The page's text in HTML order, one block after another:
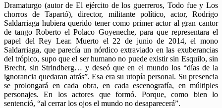
Dramaturgo (autor de El ejército de los guerreros, Todo fue y Los
chorros de Tapartó), director, militante político, actor, Rodrigo
Saldarriaga hubiera querido tener como primer actor al gran cantor
de tango Roberto el Polaco Goyeneche, para que representara el
papel del Rey Lear. Muerto el 22 de junio de 2014, el mono
Saldarriaga, que parecía un nórdico extraviado en las exuberancias
del trópico, supo que el ser humano no puede existir sin Esquilo, sin
Brecht, sin Strindberg… y deseó que en el mundo los “días de la
ignorancia quedaran atrás”. Esa era su utopía personal. Su presencia
se prolongará en cada obra, en cada escenografía, en múltiples
personajes. En los actores que formó. Porque, como bien lo
sentenció, “al cerrar los ojos el mundo no desaparecerá”.